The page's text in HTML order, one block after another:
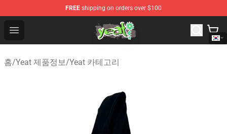
FREE shipping on orders over $100
Open menu
Yeat Shop - Official Yeat Merchandise Store
홈/Yeat 제품정보/Yeat 카테고리